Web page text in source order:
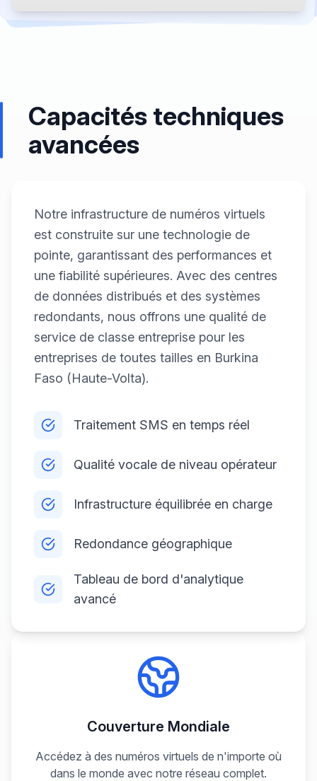
Capacités techniques
avancées
Notre infrastructure de numéros virtuels
est construite sur une technologie de
pointe, garantissant des performances et
une fiabilité supérieures. Avec des centres
de données distribués et des systèmes
redondants, nous offrons une qualité de
service de classe entreprise pour les
entreprises de toutes tailles en Burkina
Faso (Haute-Volta).
Traitement SMS en temps réel
Qualité vocale de niveau opérateur
Infrastructure équilibrée en charge
Redondance géographique
Tableau de bord d'analytique
avancé
Couverture Mondiale
Accédez à des numéros virtuels de n'importe où
dans le monde avec notre réseau complet.